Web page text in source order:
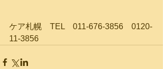
ケア札幌　TEL　011-676-3856　0120-
11-3856